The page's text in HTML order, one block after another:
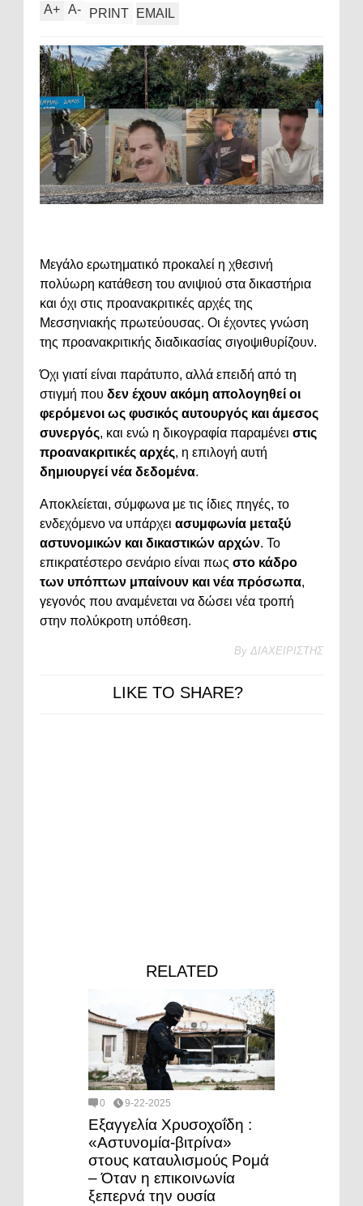
A+ A- PRINT EMAIL
Μεγάλο ερωτηματικό προκαλεί η χθεσινή
πολύωρη κατάθεση του ανιψιού στα δικαστήρια
και όχι στις προανακριτικές αρχές της
Μεσσηνιακής πρωτεύουσας. Οι έχοντες γνώση
της προανακριτικής διαδικασίας σιγοψιθυρίζουν.
Όχι γιατί είναι παράτυπο, αλλά επειδή από τη
στιγμή που δεν έχουν ακόμη απολογηθεί οι
φερόμενοι ως φυσικός αυτουργός και άμεσος
συνεργός, και ενώ η δικογραφία παραμένει στις
προανακριτικές αρχές, η επιλογή αυτή
δημιουργεί νέα δεδομένα.
Αποκλείεται, σύμφωνα με τις ίδιες πηγές, το
ενδεχόμενο να υπάρχει ασυμφωνία μεταξύ
αστυνομικών και δικαστικών αρχών. Το
επικρατέστερο σενάριο είναι πως στο κάδρο
των υπόπτων μπαίνουν και νέα πρόσωπα,
γεγονός που αναμένεται να δώσει νέα τροπή
στην πολύκροτη υπόθεση.
By ΔΙΑΧΕΙΡΙΣΤΗΣ
LIKE TO SHARE?
RELATED
0 9-22-2025
Εξαγγελία Χρυσοχοΐδη :
«Αστυνομία-βιτρίνα»
στους καταυλισμούς Ρομά
– Όταν η επικοινωνία
ξεπερνά την ουσία